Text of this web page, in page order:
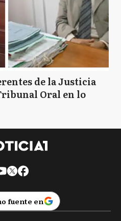
de la Justicia
Oral en lo
fuente en